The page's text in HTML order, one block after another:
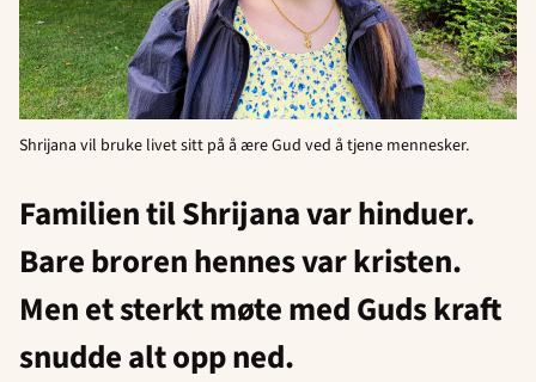
Shrijana vil bruke livet sitt på å ære Gud ved å tjene mennesker.
Familien til Shrijana var hinduer.
Bare broren hennes var kristen.
Men et sterkt møte med Guds kraft
snudde alt opp ned.